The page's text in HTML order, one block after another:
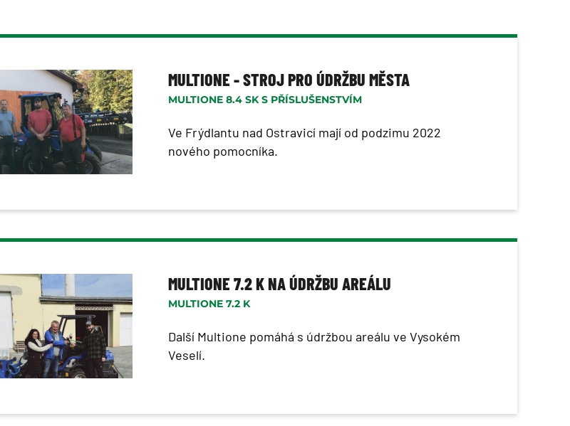
MULTIONE - STROJ PRO ÚDRŽBU MĚSTA
MULTIONE 8.4 SK S PŘÍSLUŠENSTVÍM
Ve Frýdlantu nad Ostravicí mají od podzimu 2022
nového pomocníka.
MULTIONE 7.2 K NA ÚDRŽBU AREÁLU
MULTIONE 7.2 K
Další Multione pomáhá s údržbou areálu ve Vysokém
Veselí.